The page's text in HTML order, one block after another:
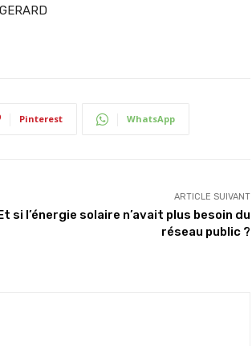
Pinterest WhatsApp
ARTICLE SUIVANT
si l’énergie solaire n’avait plus besoin du
réseau public ?